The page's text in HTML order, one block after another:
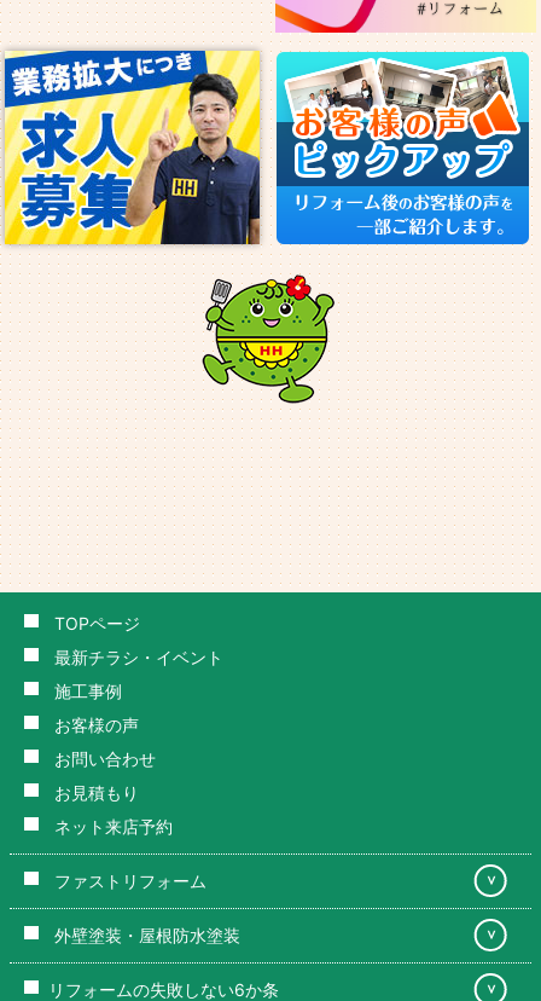
TOPページ
最新チラシ・イベント
施工事例
お客様の声
お問い合わせ
お見積もり
ネット来店予約
ファストリフォーム ＞
外壁塗装・屋根防水塗装 ＞
リフォームの失敗しない6か条 ＞